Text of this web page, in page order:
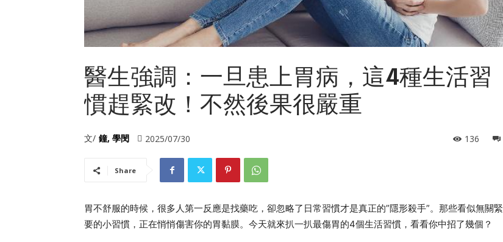
醫生強調：一旦患上胃病，這4種生活習
慣趕緊改！不然後果很嚴重
文/ 鐘, 學閔 2025/07/30 136
Share
胃不舒服的時候，很多人第一反應是找藥吃，卻忽略了日常習慣才是真正的”隱形殺手”。那些看似無關緊
要的小習慣，正在悄悄傷害你的胃黏膜。今天就來扒一扒最傷胃的4個生活習慣，看看你中招了幾個？